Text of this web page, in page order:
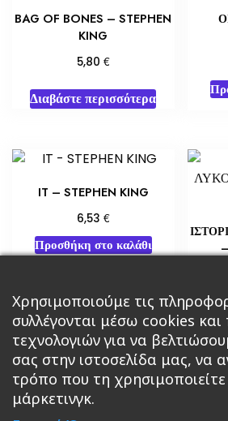
BAG OF BONES – STEPHEN
KING
5,80 €
Διαβάστε περισσότερα
IT – STEPHEN KING
6,53 €
Προσθήκη στο καλάθι
Χρησιμοποιούμε τις
συλλέγονται μέσω cookies
τεχνολογιών για να
σας στην ιστοσελίδα μας, να
τρόπο που τη
μάρκετινγκ.